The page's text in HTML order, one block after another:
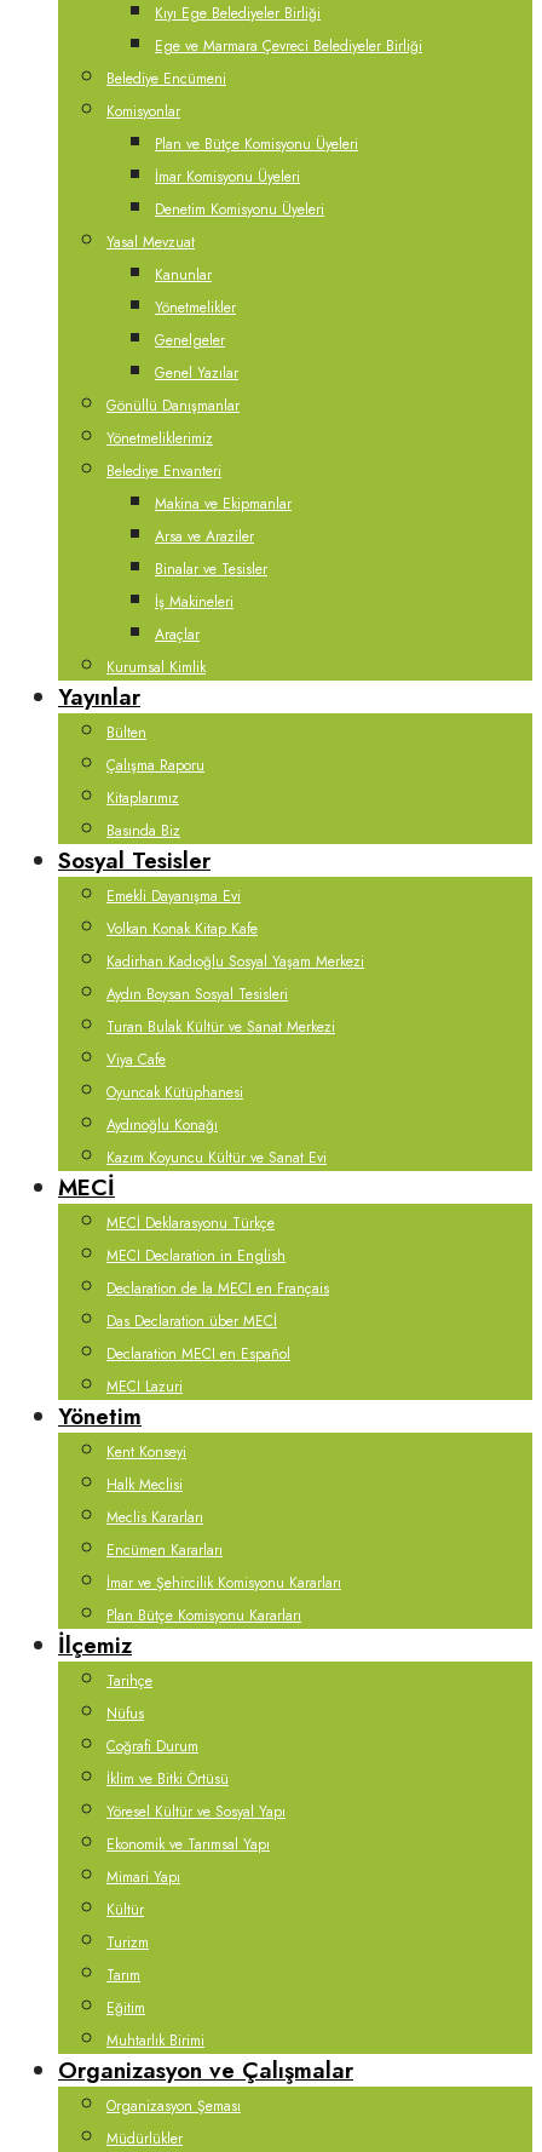
Kıyı Ege Belediyeler Birliği
Ege ve Marmara Çevreci Belediyeler Birliği
Belediye Encümeni
Komisyonlar
Plan ve Bütçe Komisyonu Üyeleri
İmar Komisyonu Üyeleri
Denetim Komisyonu Üyeleri
Yasal Mevzuat
Kanunlar
Yönetmelikler
Genelgeler
Genel Yazılar
Gönüllü Danışmanlar
Yönetmeliklerimiz
Belediye Envanteri
Makina ve Ekipmanlar
Arsa ve Araziler
Binalar ve Tesisler
İş Makineleri
Araçlar
Kurumsal Kimlik
Yayınlar
Bülten
Çalışma Raporu
Kitaplarımız
Basında Biz
Sosyal Tesisler
Emekli Dayanışma Evi
Volkan Konak Kitap Kafe
Kadirhan Kadıoğlu Sosyal Yaşam Merkezi
Aydın Boysan Sosyal Tesisleri
Turan Bulak Kültür ve Sanat Merkezi
Viya Cafe
Oyuncak Kütüphanesi
Aydınoğlu Konağı
Kazım Koyuncu Kültür ve Sanat Evi
MECİ
MECİ Deklarasyonu Türkçe
MECI Declaration in English
Declaration de la MECI en Français
Das Declaration über MECİ
Declaration MECI en Español
MECI Lazuri
Yönetim
Kent Konseyi
Halk Meclisi
Meclis Kararları
Encümen Kararları
İmar ve Şehircilik Komisyonu Kararları
Plan Bütçe Komisyonu Kararları
İlçemiz
Tarihçe
Nüfus
Coğrafi Durum
İklim ve Bitki Örtüsü
Yöresel Kültür ve Sosyal Yapı
Ekonomik ve Tarımsal Yapı
Mimari Yapı
Kültür
Turizm
Tarım
Eğitim
Muhtarlık Birimi
Organizasyon ve Çalışmalar
Organizasyon Şeması
Müdürlükler